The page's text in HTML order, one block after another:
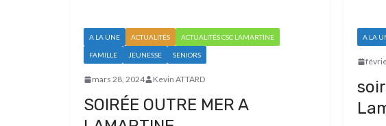
A LA UNE ACTUALITÉS ACTUALITÉS CSC LAMARTINE
FAMILLE JEUNESSE SENIORS
mars 28, 2024 Kevin ATTARD
SOIRÉE OUTRE MER A
A LA